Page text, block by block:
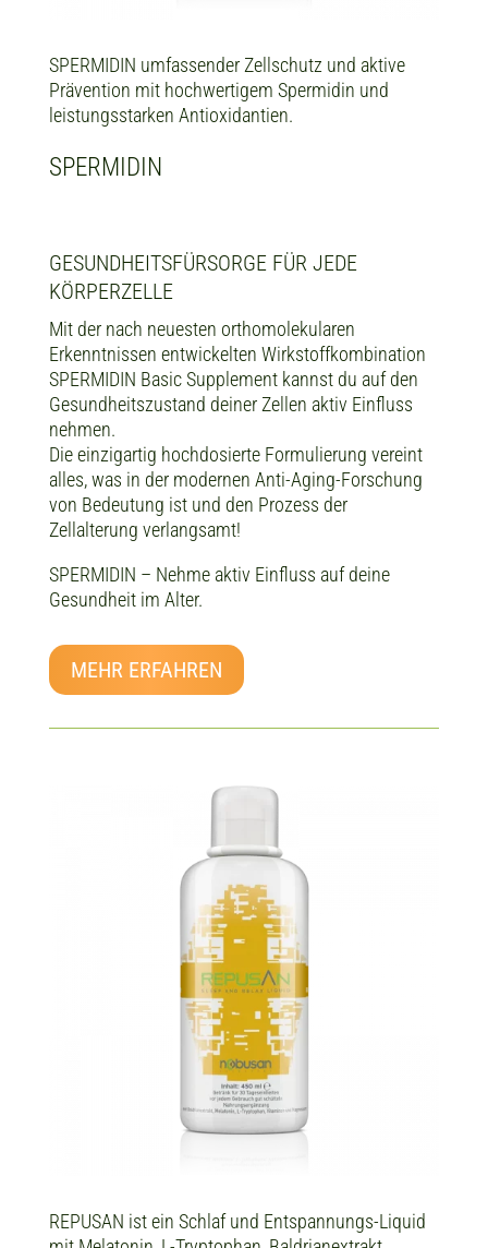
SPERMIDIN umfassender Zellschutz und aktive
Prävention mit hochwertigem Spermidin und
leistungsstarken Antioxidantien.
SPERMIDIN
GESUNDHEITSFÜRSORGE FÜR JEDE
KÖRPERZELLE
Mit der nach neuesten orthomolekularen
Erkenntnissen entwickelten Wirkstoffkombination
SPERMIDIN Basic Supplement kannst du auf den
Gesundheitszustand deiner Zellen aktiv Einfluss
nehmen.
Die einzigartig hochdosierte Formulierung vereint
alles, was in der modernen Anti-Aging-Forschung
von Bedeutung ist und den Prozess der
Zellalterung verlangsamt!
SPERMIDIN – Nehme aktiv Einfluss auf deine
Gesundheit im Alter.
MEHR ERFAHREN
REPUSAN ist ein Schlaf und Entspannungs-Liquid